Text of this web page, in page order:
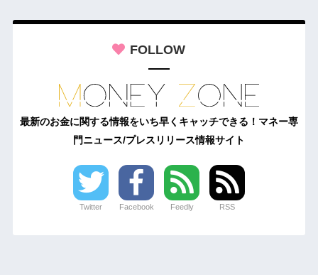
FOLLOW
最新のお金に関する情報をいち早くキャッチできる！マネー専
門ニュース/プレスリリース情報サイト
Twitter Facebook Feedly RSS